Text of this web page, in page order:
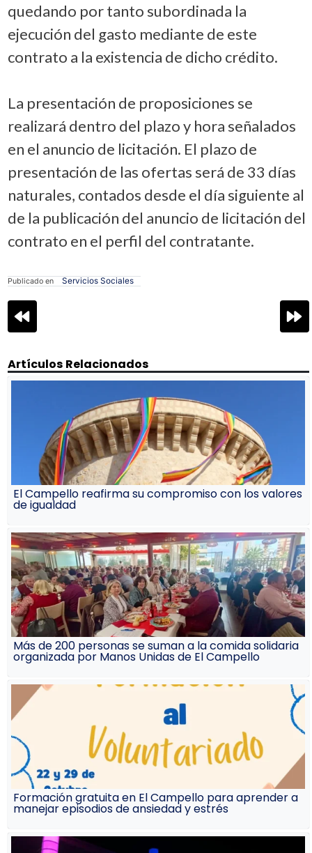
quedando por tanto subordinada la
ejecución del gasto mediante de este
contrato a la existencia de dicho crédito.
La presentación de proposiciones se
realizará dentro del plazo y hora señalados
en el anuncio de licitación. El plazo de
presentación de las ofertas será de 33 días
naturales, contados desde el día siguiente al
de la publicación del anuncio de licitación del
contrato en el perfil del contratante.
Publicado en Servicios Sociales
Navegación
de
Artículos Relacionados
El Campello reafirma su compromiso con los valores
de igualdad
Más de 200 personas se suman a la comida solidaria
organizada por Manos Unidas de El Campello
Formación gratuita en El Campello para aprender a
manejar episodios de ansiedad y estrés